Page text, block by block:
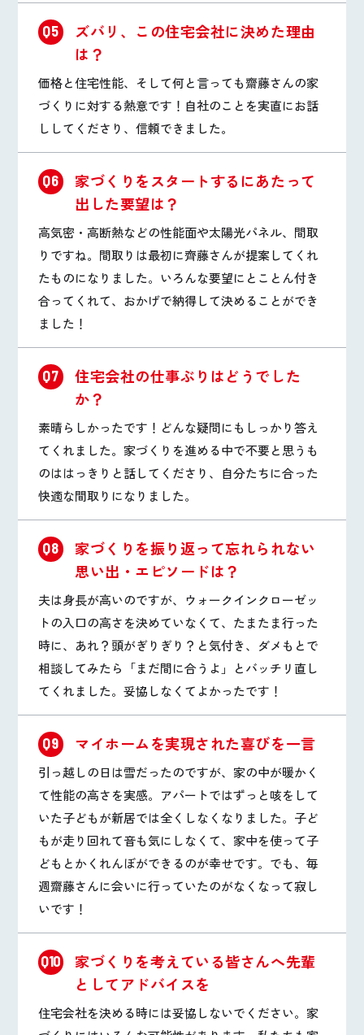
Q5
ズバリ、この住宅会社に決めた理由
は？
価格と住宅性能、そして何と言っても齋藤さんの家
づくりに対する熱意です！自社のことを実直にお話
ししてくださり、信頼できました。
Q6
家づくりをスタートするにあたって
出した要望は？
高気密・高断熱などの性能面や太陽光パネル、間取
りですね。間取りは最初に齊藤さんが提案してくれ
たものになりました。いろんな要望にとことん付き
合ってくれて、おかげで納得して決めることができ
ました！
Q7
住宅会社の仕事ぶりはどうでした
か？
素晴らしかったです！どんな疑問にもしっかり答え
てくれました。家づくりを進める中で不要と思うも
のははっきりと話してくださり、自分たちに合った
快適な間取りになりました。
Q8
家づくりを振り返って忘れられない
思い出・エピソードは？
夫は身長が高いのですが、ウォークインクローゼッ
トの入口の高さを決めていなくて、たまたま行った
時に、あれ？頭がぎりぎり？と気付き、ダメもとで
相談してみたら「まだ間に合うよ」とバッチリ直し
てくれました。妥協しなくてよかったです！
Q9 マイホームを実現された喜びを一言
引っ越しの日は雪だったのですが、家の中が暖かく
て性能の高さを実感。アパートではずっと咳をして
いた子どもが新居では全くしなくなりました。子ど
もが走り回れて音も気にしなくて、家中を使って子
どもとかくれんぼができるのが幸せです。でも、毎
週齋藤さんに会いに行っていたのがなくなって寂し
いです！
Q10
家づくりを考えている皆さんへ先輩
としてアドバイスを
住宅会社を決める時には妥協しないでください。家